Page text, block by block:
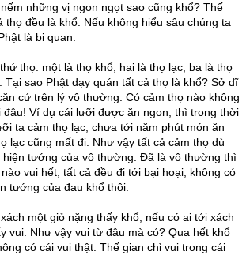
những vị ngon ngọt sao cũng khổ? Thế
thọ đều là khổ. Nếu không hiểu sâu chúng ta
là bi quan.
thọ: một là thọ khổ, hai là thọ lạc, ba là thọ
Tại sao Phật dạy quán tất cả thọ là khổ? Sở dĩ
cứ trên lý vô thường. Có cảm thọ nào không
đâu! Ví dụ cái lưỡi được ăn ngon, thì trong thời
ta cảm thọ lạc, chưa tới năm phút món ăn
lạc cũng mất đi. Như vậy tất cả cảm thọ dù
hiện tướng của vô thường. Đã là vô thường thì
vui hết, tất cả đều đi tới bại hoại, không có
tướng của đau khổ thôi.
một giỏ nặng thấy khổ, nếu có ai tới xách
vui. Như vậy vui từ đâu mà có? Qua hết khổ
có cái vui thật. Thế gian chỉ vui trong cái